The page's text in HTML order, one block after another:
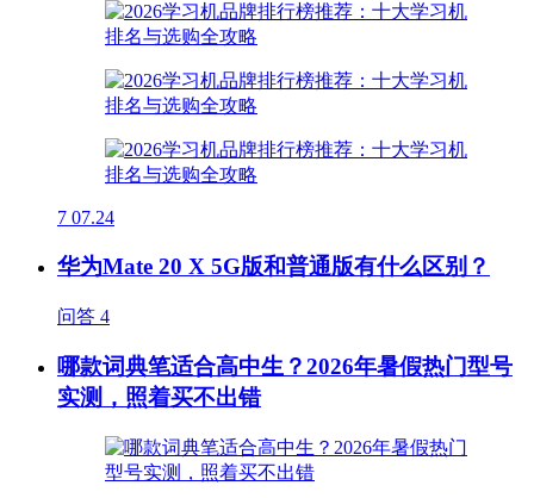
7 07.24
华为Mate 20 X 5G版和普通版有什么区别？
问答 4
哪款词典笔适合高中生？2026年暑假热门型号
实测，照着买不出错